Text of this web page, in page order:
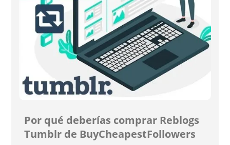
Por qué deberías comprar Reblogs
Tumblr de BuyCheapestFollowers